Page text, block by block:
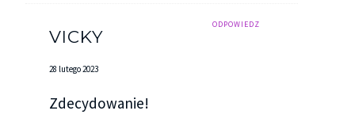
ODPOWIEDZ
VICKY
28 lutego 2023
Zdecydowanie!